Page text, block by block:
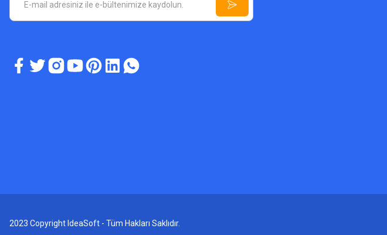
2023 Copyright IdeaSoft - Tüm Hakları Saklıdır.